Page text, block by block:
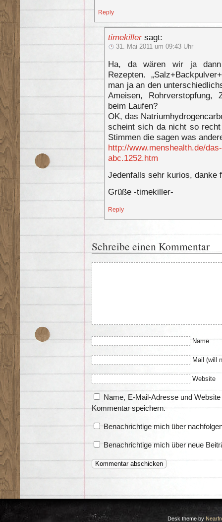
Reply
timekiller sagt:
31. Mai 2011 um 09:43 Uhr
Ha, da wären wir ja
Rezepten.
man ja an den
Ameisen,
beim Laufen?
OK, das
scheint sich da nicht so
Stimmen die sagen was
http://www.menshealth.de/
abc.1252.htm
Jedenfalls sehr kurios, danke
Grüße -timekiller-
Reply
Schreibe einen Kommentar
Name
Mail (will
Website
Name, E-Mail-Adresse und
Kommentar speichern.
Benachrichtige mich über
Benachrichtige mich über neue
Desk theme by